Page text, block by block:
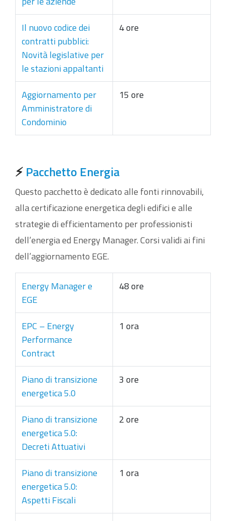
Il nuovo codice dei
contratti pubblici:
Novità legislative per
le stazioni appaltanti
4 ore
Aggiornamento per
Amministratore di
Condominio
15 ore
⚡Pacchetto Energia
Questo pacchetto è dedicato alle fonti rinnovabili,
alla certificazione energetica degli edifici e alle
strategie di efficientamento per professionisti
dell’energia ed Energy Manager. Corsi validi ai fini
dell’aggiornamento EGE.
Energy Manager e
EGE
48 ore
EPC – Energy
Performance
Contract
1 ora
Piano di transizione
energetica 5.0
3 ore
Piano di transizione
energetica 5.0:
Decreti Attuativi
2 ore
Piano di transizione
energetica 5.0:
Aspetti Fiscali
1 ora